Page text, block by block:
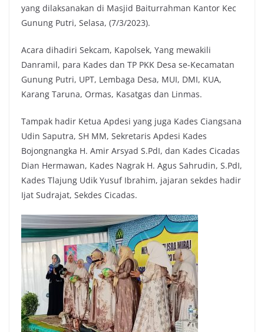
yang dilaksanakan di Masjid Baiturrahman Kantor Kec
Gunung Putri, Selasa, (7/3/2023).
Acara dihadiri Sekcam, Kapolsek, Yang mewakili
Danramil, para Kades dan TP PKK Desa se-Kecamatan
Gunung Putri, UPT, Lembaga Desa, MUI, DMI, KUA,
Karang Taruna, Ormas, Kasatgas dan Linmas.
Tampak hadir Ketua Apdesi yang juga Kades Ciangsana
Udin Saputra, SH MM, Sekretaris Apdesi Kades
Bojongnangka H. Amir Arsyad S.PdI, dan Kades Cicadas
Dian Hermawan, Kades Nagrak H. Agus Sahrudin, S.PdI,
Kades Tlajung Udik Yusuf Ibrahim, jajaran sekdes hadir
Ijat Sudrajat, Sekdes Cicadas.